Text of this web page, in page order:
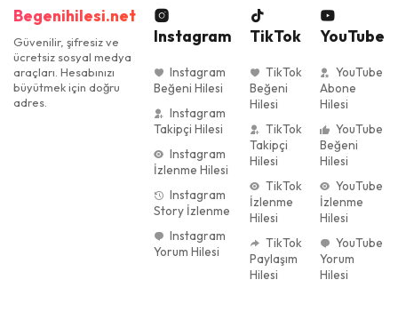
Begenihilesi.net
Güvenilir, şifresiz ve
ücretsiz sosyal medya
araçları. Hesabınızı
büyütmek için doğru
adres.
Instagram
Instagram
Beğeni Hilesi
Instagram
Takipçi Hilesi
Instagram
İzlenme Hilesi
Instagram
Story İzlenme
Instagram
Yorum Hilesi
TikTok
TikTok
Beğeni
Hilesi
TikTok
Takipçi
Hilesi
TikTok
İzlenme
Hilesi
TikTok
Paylaşım
Hilesi
YouTube
YouTube
Abone
Hilesi
YouTube
Beğeni
Hilesi
YouTube
İzlenme
Hilesi
YouTube
Yorum
Hilesi